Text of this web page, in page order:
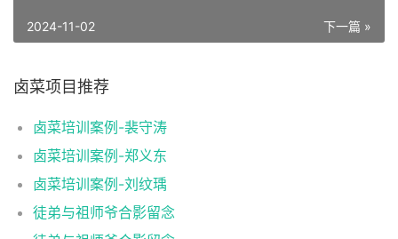
下一篇 »
2024-11-02
卤菜项目推荐
卤菜培训案例-裴守涛
卤菜培训案例-郑义东
卤菜培训案例-刘纹瑀
徒弟与祖师爷合影留念